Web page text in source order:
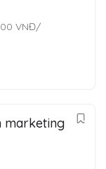
VNĐ/
marketing